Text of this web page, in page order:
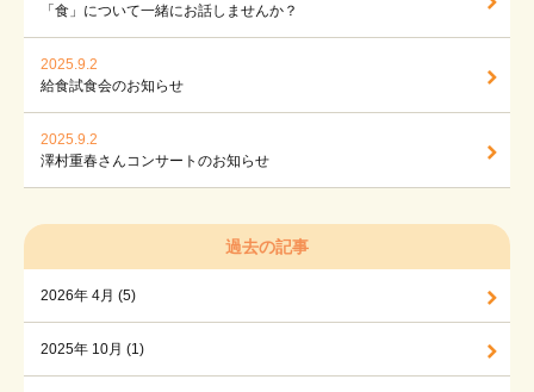
「食」について一緒にお話しませんか？
2025.9.2
給食試食会のお知らせ
2025.9.2
澤村重春さんコンサートのお知らせ
過去の記事
2026年 4月 (5)
2025年 10月 (1)